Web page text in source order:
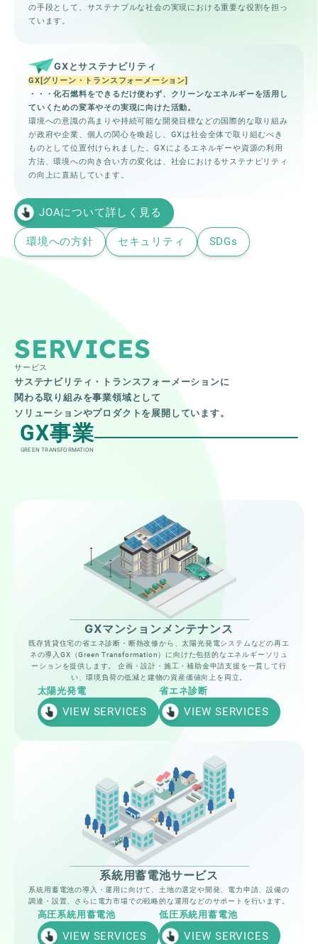
の手段として、サステナブルな社会の実現における重要な役割を担っ
ています。
GXとサステナビリティ
GX[グリーン・トランスフォーメーション]
・・・化石燃料をできるだけ使わず、クリーンなエネルギーを活用し
ていくための変革やその実現に向けた活動。
環境への意識の高まりや持続可能な開発目標などの国際的な取り組み
が政府や企業、個人の関心を喚起し、GXは社会全体で取り組むべき
ものとして位置付けられました。GXによるエネルギーや資源の利用
方法、環境への向き合い方の変化は、社会におけるサステナビリティ
の向上に直結しています。
JOAについて詳しく見る
環境への方針 セキュリティ SDGs
SERVICES
サービス
サステナビリティ・トランスフォーメーションに
関わる取り組みを事業領域として
ソリューションやプロダクトを展開しています。
GX事業
GREEN TRANSFORMATION
GXマンションメンテナンス
既存賃貸住宅の省エネ診断・断熱改修から、太陽光発電システムなどの再エ
ネの導入GX（Green Transformation）に向けた包括的なエネルギーソリュ
ーションを提供します。 企画・設計・施工・補助金申請支援を一貫して行
い、環境負荷の低減と建物の資産価値向上を両立。
太陽光発電
VIEW SERVICES
省エネ診断
VIEW SERVICES
系統用蓄電池サービス
系統用蓄電池の導入・運用に向けて、土地の選定や開発、電力申請、設備の
調達・設置、さらに電力市場での戦略的な運用などのサポートを行います。
高圧系統用蓄電池
VIEW SERVICES
低圧系統用蓄電池
VIEW SERVICES